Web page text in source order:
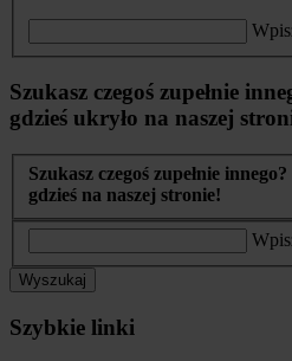
Szukasz czegoś zupełnie
gdzieś ukryło na naszej
Szukasz czegoś zupełnie
gdzieś na naszej stronie!
Wyszukaj
Szybkie linki